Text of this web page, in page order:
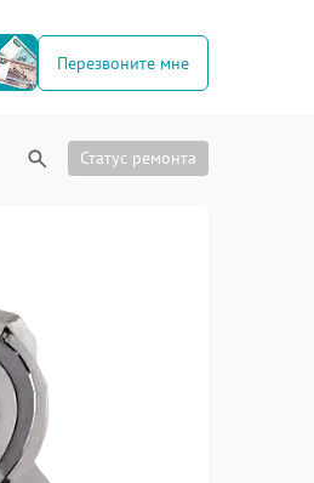
Перезвоните мне
Статус ремонта